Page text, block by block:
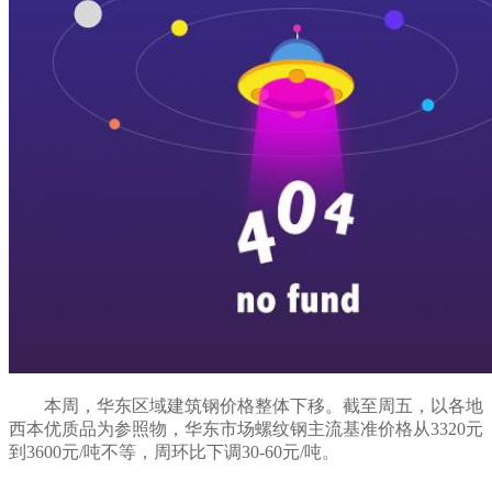
本周 ，华东区域建筑钢价格整体下移。截至周五，以各地
西本优质品为参照物，华东市场螺纹钢主流基准价格从3320元
到 3600元/吨不等， 周环比下调30-60元/吨。